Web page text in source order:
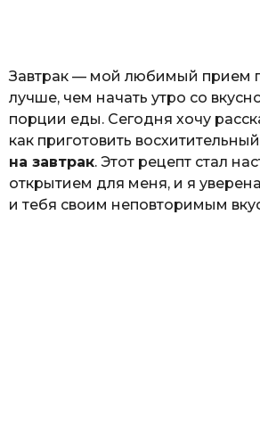
Завтрак — мой любимый прием
лучше, чем начать утро со
порции еды. Сегодня хочу
как приготовить восхитительный
на завтрак. Этот рецепт стал
открытием для меня, и я
и тебя своим неповторимым